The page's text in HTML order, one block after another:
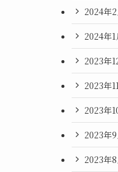
2024年2
2024年1
2023年
2023年
2023年
2023年9
2023年8